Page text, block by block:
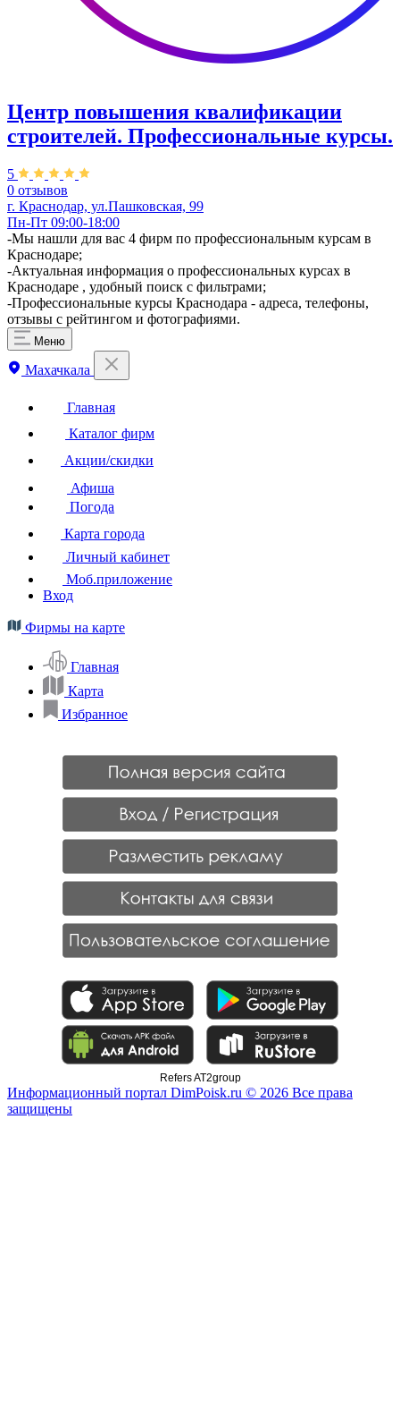
Центр повышения квалификации
строителей. Профессиональные курсы.
5
0 отзывов
г. Краснодар, ул.Пашковская, 99
Пн-Пт 09:00-18:00
-Мы нашли для вас 4 фирм по профессиональным курсам в
Краснодаре;
-Актуальная информация о профессиональных курсах в
Краснодаре , удобный поиск с фильтрами;
-Профессиональные курсы Краснодара - адреса, телефоны,
отзывы с рейтингом и фотографиями.
Меню
Махачкала
Главная
Каталог фирм
Акции/скидки
Афиша
Погода
Карта города
Личный кабинет
Моб.приложение
Вход
Фирмы на карте
Главная
Карта
Избранное
Refers AT2group
Информационный портал DimPoisk.ru © 2026 Все права
защищены